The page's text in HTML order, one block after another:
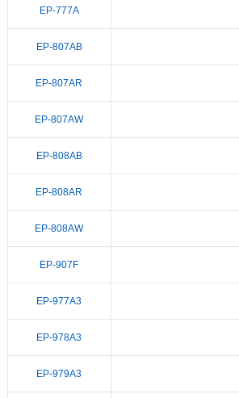
EP-777A
EP-807AB
EP-807AR
EP-807AW
EP-808AB
EP-808AR
EP-808AW
EP-907F
EP-977A3
EP-978A3
EP-979A3